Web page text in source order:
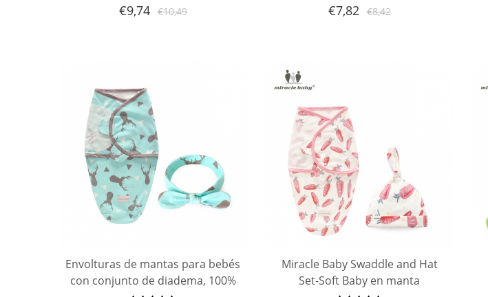
€9,74 €10,49
Bebé de 3 meses a 1 año
€7,82 €8,42
Envolturas de mantas para bebés
con conjunto de diadema, 100%
Miracle Baby Swaddle and Hat
Set-Soft Baby en manta